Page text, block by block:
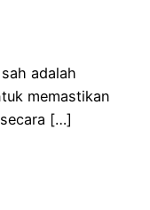
adalah
memastikan
[…]